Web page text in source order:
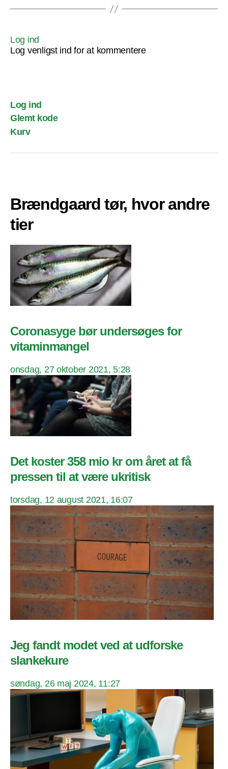
Log ind
Log venligst ind for at kommentere
Log ind
Glemt kode
Kurv
Brændgaard tør, hvor andre
tier
Coronasyge bør undersøges for
vitaminmangel
onsdag, 27 oktober 2021, 5:28
Det koster 358 mio kr om året at få
pressen til at være ukritisk
torsdag, 12 august 2021, 16:07
Jeg fandt modet ved at udforske
slankekure
søndag, 26 maj 2024, 11:27